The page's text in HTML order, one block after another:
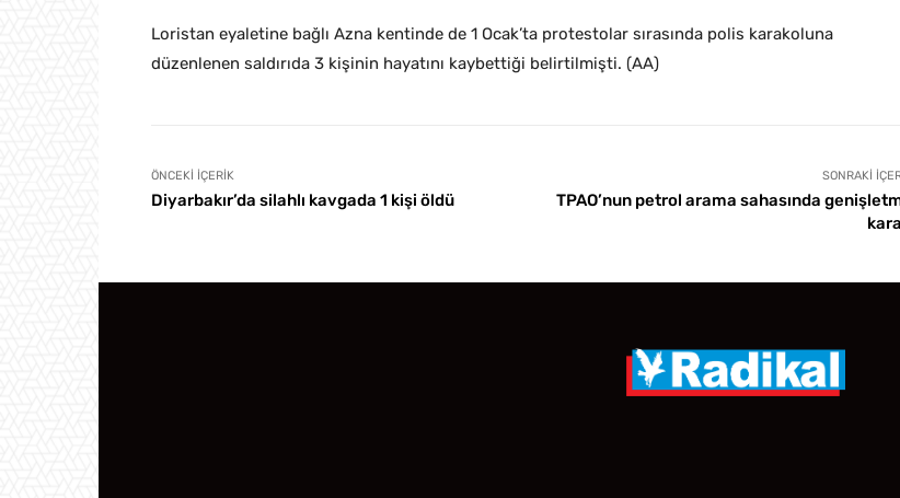
Loristan eyaletine bağlı Azna kentinde de 1 Ocak’ta protestolar sırasında polis karakoluna
düzenlenen saldırıda 3 kişinin hayatını kaybettiği belirtilmişti. (AA)
ÖNCEKI İÇERIK
Diyarbakır’da silahlı kavgada 1 kişi öldü
SONRAKI
TPAO’nun petrol arama sahasında